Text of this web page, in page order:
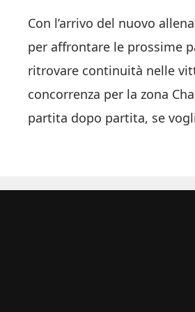
Con l’arrivo del nuovo
per affrontare le prossime
ritrovare continuità nelle
concorrenza per la zona
partita dopo partita, se